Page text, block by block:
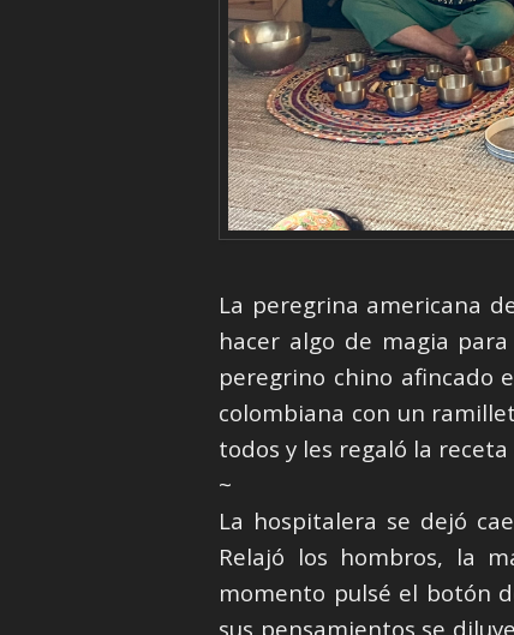
La peregrina americana
hacer algo de magia
peregrino chino afincado
colombiana con un
todos y les regaló la
~
La hospitalera se dejó
Relajó los hombros, la
momento pulsé el botón
sus pensamientos se